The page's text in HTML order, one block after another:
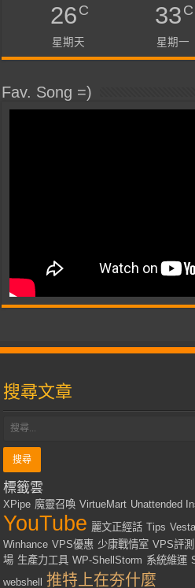
26C
星期天
33C
星期一
Fav. Song =)
搜尋文章
標籤雲
XPipe 魔靈召喚 VirtueMart Unattended
YouTube 麗文正經話 Tips
Winhance VPS優惠 少康戰情室 VPS評測
場 生產力工具 WP-ShellStorm 系統維運
webshell
推特上在夯什麼